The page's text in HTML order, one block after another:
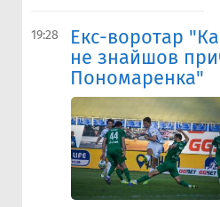
19:28
Екс-воротар
не знайшов
Пономаренка"